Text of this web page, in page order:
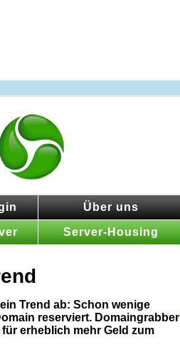
Über uns
Server-Housing
Trend ab: Schon wenige
reserviert. Domaingrabber
erheblich mehr Geld zum